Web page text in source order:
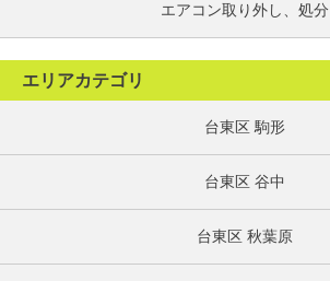
エアコン取り外し、処分
エリアカテゴリ
台東区 駒形
台東区 谷中
台東区 秋葉原